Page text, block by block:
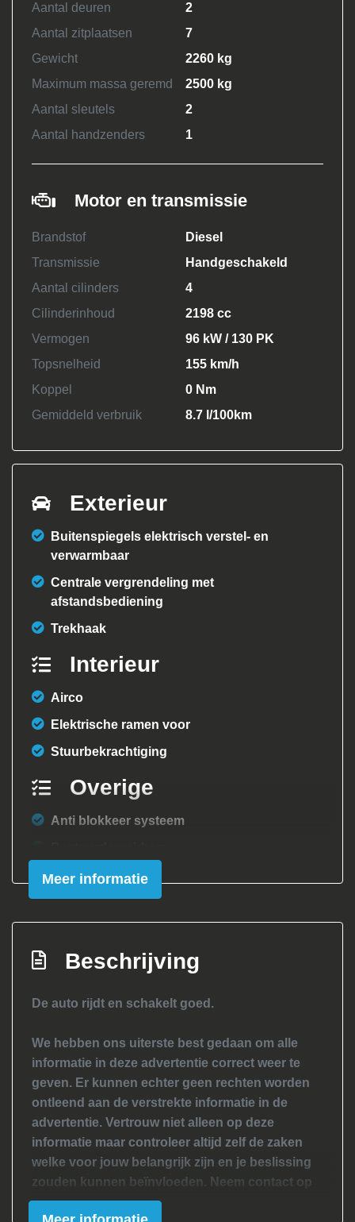
Aantal deuren
2
Aantal zitplaatsen
7
Gewicht
2260 kg
Maximum massa geremd
2500 kg
Aantal sleutels
2
Aantal handzenders
1
Motor en transmissie
Brandstof
Diesel
Transmissie
Handgeschakeld
Aantal cilinders
4
Cilinderinhoud
2198 cc
Vermogen
96 kW / 130 PK
Topsnelheid
155 km/h
Koppel
0 Nm
Gemiddeld verbruik
8.7 l/100km
Exterieur
Buitenspiegels elektrisch verstel- en
verwarmbaar
Centrale vergrendeling met
afstandsbediening
Trekhaak
Interieur
Airco
Elektrische ramen voor
Stuurbekrachtiging
Overige
Anti blokkeer systeem
Meer informatie
Beschrijving
De auto rijdt en schakelt goed.
We hebben ons uiterste best gedaan om alle
informatie in deze advertentie correct weer te
geven. Er kunnen echter geen rechten worden
ontleend aan de verstrekte informatie in de
advertentie. Vertrouw niet alleen op deze
informatie maar controleer altijd zelf de zaken
welke voor jouw belangrijk zijn en je beslissing
zouden kunnen beïnvloeden. Neem contact op
met de verkoper voor aanvullende vragen.